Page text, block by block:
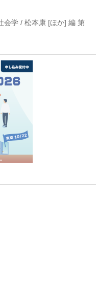
会学 / 松本康 [ほか] 編 第